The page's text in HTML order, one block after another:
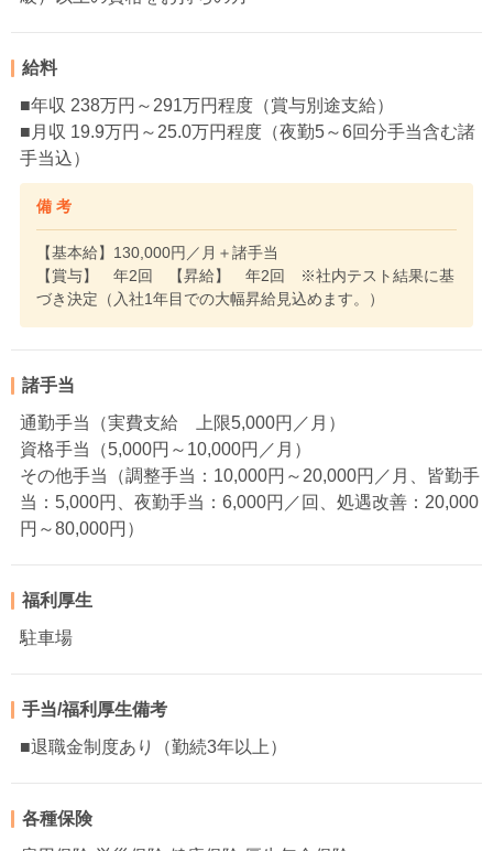
給料
■年収 238万円～291万円程度（賞与別途支給）
■月収 19.9万円～25.0万円程度（夜勤5～6回分手当含む諸
手当込）
備 考
【基本給】130,000円／月＋諸手当
【賞与】 年2回 【昇給】 年2回 ※社内テスト結果に基
づき決定（入社1年目での大幅昇給見込めます。）
諸手当
通勤手当（実費支給 上限5,000円／月）
資格手当（5,000円～10,000円／月）
その他手当（調整手当：10,000円～20,000円／月、皆勤手
当：5,000円、夜勤手当：6,000円／回、処遇改善：20,000
円～80,000円）
福利厚生
駐車場
手当/福利厚生備考
■退職金制度あり（勤続3年以上）
各種保険